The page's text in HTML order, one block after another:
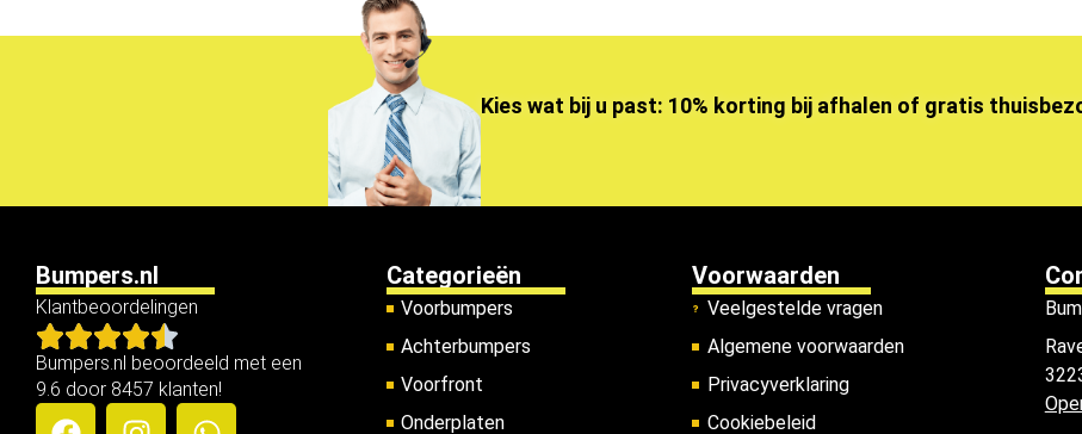
Kies wat bij u past: 10% korting bij afhalen of gratis
Bumpers.nl
Klantbeoordelingen
Bumpers.nl beoordeeld met een
9.6 door 8457 klanten!
Categorieën
Voorbumpers
Achterbumpers
Voorfront
Onderplaten
Voorwaarden
Veelgestelde vragen
Algemene voorwaarden
Privacyverklaring
Cookiebeleid